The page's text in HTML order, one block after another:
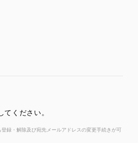
ください。
録・解除及び宛先メールアドレスの変更手続きが可